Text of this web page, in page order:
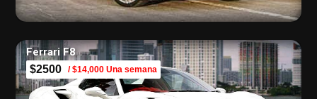
Ferrari F8
$2500 / $14,000 Una semana